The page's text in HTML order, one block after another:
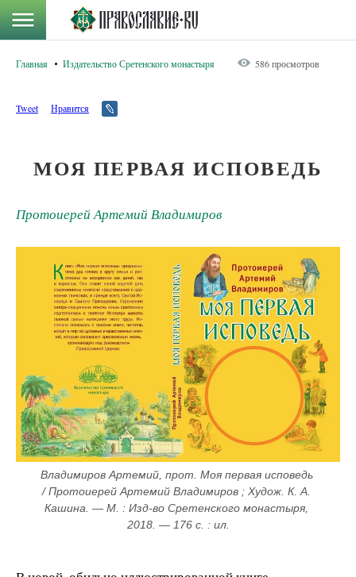
Главная Издательство Сретенского монастыря 586 просмотров
Tweet Нравится
МОЯ ПЕРВАЯ ИСПОВЕДЬ
Протоиерей Артемий Владимиров
Владимиров Артемий, прот. Моя первая исповедь
/ Протоиерей Артемий Владимиров ; Худож. К. А.
Кашина. — М. : Изд-во Сретенского монастыря,
2018. — 176 с. : ил.